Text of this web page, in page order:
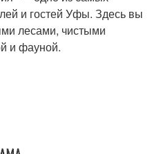
и гостей Уфы. Здесь вы
лесами, чистыми
и фауной.